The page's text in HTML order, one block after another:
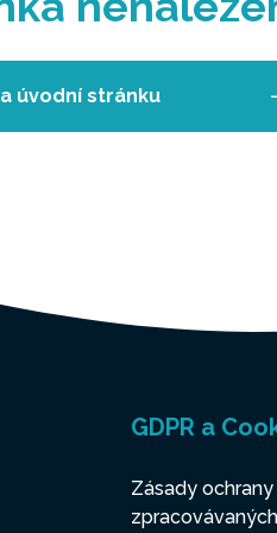
úvodní stránku
GDPR a
Zásady